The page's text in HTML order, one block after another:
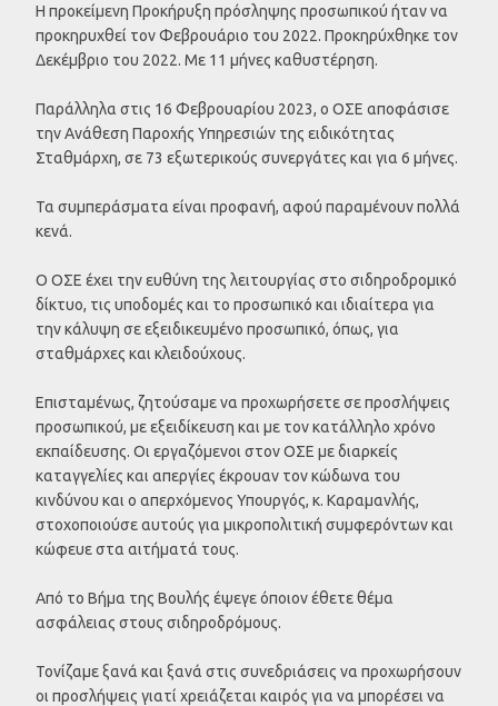
Η προκείμενη Προκήρυξη πρόσληψης προσωπικού ήταν να
προκηρυχθεί τον Φεβρουάριο του 2022. Προκηρύχθηκε τον
Δεκέμβριο του 2022. Με 11 μήνες καθυστέρηση.
Παράλληλα στις 16 Φεβρουαρίου 2023, ο ΟΣΕ αποφάσισε
την Ανάθεση Παροχής Υπηρεσιών της ειδικότητας
Σταθμάρχη, σε 73 εξωτερικούς συνεργάτες και για 6 μήνες.
Τα συμπεράσματα είναι προφανή, αφού παραμένουν πολλά
κενά.
O ΟΣΕ έχει την ευθύνη της λειτουργίας στο σιδηροδρομικό
δίκτυο, τις υποδομές και το προσωπικό και ιδιαίτερα για
την κάλυψη σε εξειδικευμένο προσωπικό, όπως, για
σταθμάρχες και κλειδούχους.
Επισταμένως, ζητούσαμε να προχωρήσετε σε προσλήψεις
προσωπικού, με εξειδίκευση και με τον κατάλληλο χρόνο
εκπαίδευσης. Οι εργαζόμενοι στον ΟΣΕ με διαρκείς
καταγγελίες και απεργίες έκρουαν τον κώδωνα του
κινδύνου και ο απερχόμενος Υπουργός, κ. Καραμανλής,
στοχοποιούσε αυτούς για μικροπολιτική συμφερόντων και
κώφευε στα αιτήματά τους.
Από το Βήμα της Βουλής έψεγε όποιον έθετε θέμα
ασφάλειας στους σιδηροδρόμους.
Τονίζαμε ξανά και ξανά στις συνεδριάσεις να προχωρήσουν
οι προσλήψεις γιατί χρειάζεται καιρός για να μπορέσει να